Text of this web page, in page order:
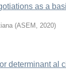
as a
(ASEM , 2020)
determinant al